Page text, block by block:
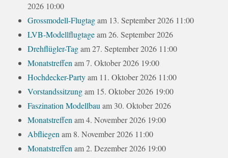
2026 10:00
Grossmodell-Flugtagam 13. September 2026 11:00
LVB-Modellflugtageam 26. September 2026
Drehflügler-Tagam 27. September 2026 11:00
Monatstreffenam 7. Oktober 2026 19:00
Hochdecker-Partyam 11. Oktober 2026 11:00
Vorstandssitzungam 15. Oktober 2026 19:00
Faszination Modellbauam 30. Oktober 2026
Monatstreffenam 4. November 2026 19:00
Abfliegenam 8. November 2026 11:00
Monatstreffenam 2. Dezember 2026 19:00